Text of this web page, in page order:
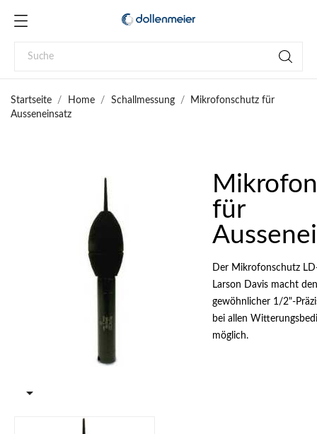
Startseite Home Schallmessung
Mikrofonschutz für
Ausseneinsatz
für
Der Mikrofonschutz
Larson Davis macht
gewöhnlicher 1/2"-
bei allen
möglich.
